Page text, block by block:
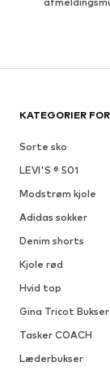
KATEGORIER
Sorte sko
LEVI'S ® 501
Modstrøm kjole
Adidas sokker
Denim shorts
Kjole rød
Hvid top
Gina Tricot Bukser
Tasker COACH
Læderbukser